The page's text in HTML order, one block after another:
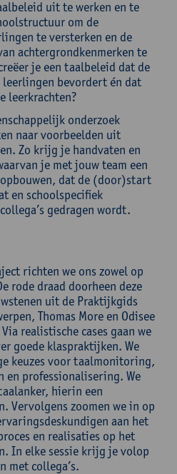
uit te werken en te
om de
te versterken en de
achtergrondkenmerken te
je een taalbeleid dat de
bevordert én dat
leerkrachten?
onderzoek
naar voorbeelden uit
Zo krijg je handvaten en
je met jouw team een
dat de (door)start
en schoolspecifiek
gedragen wordt.
richten we ons zowel op
rode draad doorheen deze
uit de Praktijkgids
Thomas More en Odisee
realistische cases gaan we
goede klaspraktijken. We
keuzes voor taalmonitoring,
en professionalisering. We
hierin een
Vervolgens zoomen we in op
aan het
en realisaties op het
In elke sessie krijg je volop
met collega’s.